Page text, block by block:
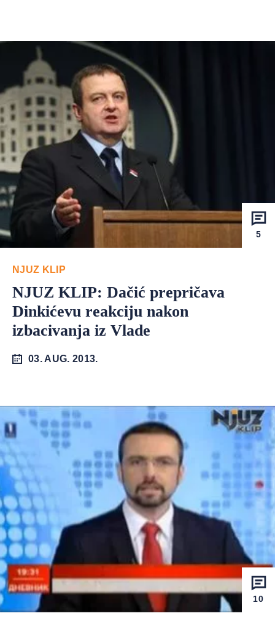
5
NJUZ KLIP
NJUZ KLIP: Dačić prepričava
Dinkićevu reakciju nakon
izbacivanja iz Vlade
03. AUG. 2013.
10